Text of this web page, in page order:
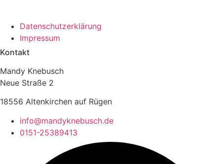
Datenschutzerklärung
Impressum
Kontakt
Mandy Knebusch
Neue Straße 2
18556 Altenkirchen auf Rügen
info@mandyknebusch.de
0151-25389413